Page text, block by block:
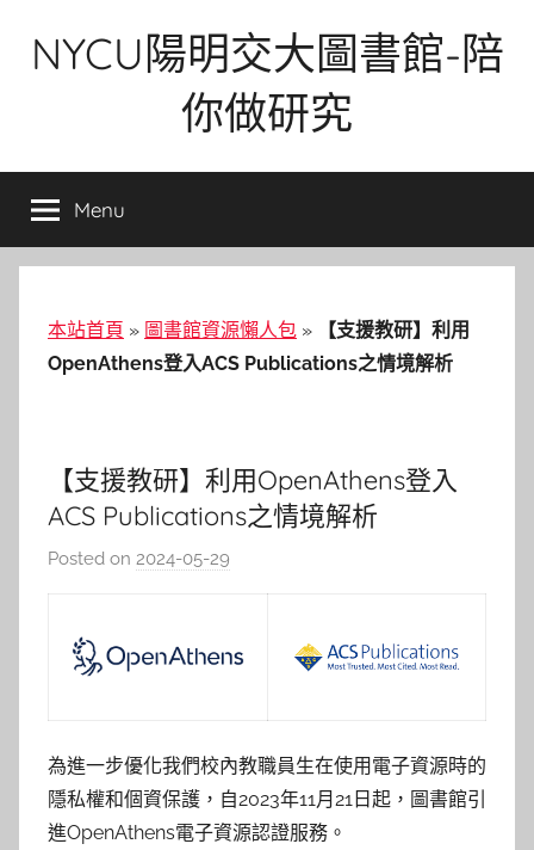
NYCU陽明交大圖書館-陪
你做研究
Menu
本站首頁 » 圖書館資源懶人包 »
【支援教研】利用
OpenAthens登入ACS Publications之情境解析
【支援教研】利用OpenAthens登入
ACS Publications之情境解析
Posted on 2024-05-29
h
為進一步優化我們校內教職員生在使用電子資源時的
隱私權和個資保護，自2023年11月21日起，圖書館引
進OpenAthens電子資源認證服務。